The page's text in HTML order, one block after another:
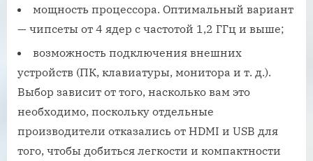
мощность процессора. Оптимальный вариант
— чипсеты от 4 ядер с частотой 1,2 ГГц и выше;
возможность подключения внешних
устройств (ПК, клавиатуры, монитора и т. д.).
Выбор зависит от того, насколько вам это
необходимо, поскольку отдельные
производители отказались от HDMI и USB для
того, чтобы добиться легкости и компактности